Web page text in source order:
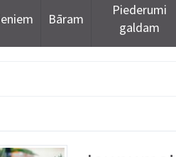
Bāram
Piederumi
galdam